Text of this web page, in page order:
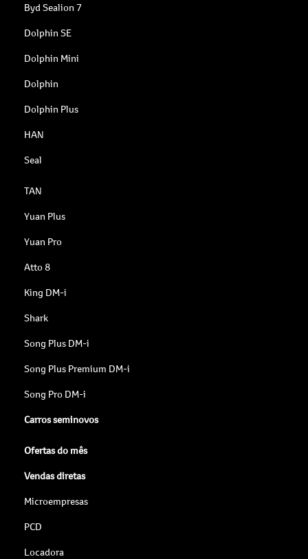
Byd Sealion 7
Dolphin SE
Dolphin Mini
Dolphin
Dolphin Plus
HAN
Seal
TAN
Yuan Plus
Yuan Pro
Atto 8
King DM-i
Shark
Song Plus DM-i
Song Plus Premium DM-i
Song Pro DM-i
Carros seminovos
Ofertas do mês
Vendas diretas
Microempresas
PCD
Locadora